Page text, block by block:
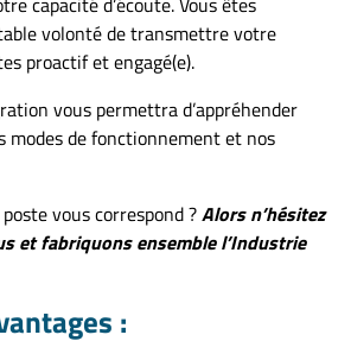
volonté de transmettre votre
proactif et engagé(e).
vous permettra d’appréhender
de fonctionnement et nos
vous correspond ?Alors n’hésitez
et fabriquons ensemble l’Industrie
: